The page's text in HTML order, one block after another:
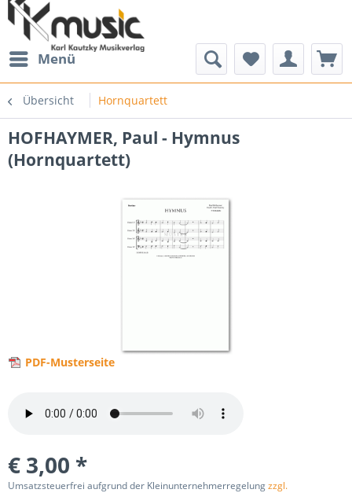
Menü
Übersicht Hornquartett
HOFHAYMER, Paul - Hymnus
(Hornquartett)
PDF-Musterseite
€ 3,00 *
Umsatzsteuerfrei aufgrund der Kleinunternehmerregelungzzgl.